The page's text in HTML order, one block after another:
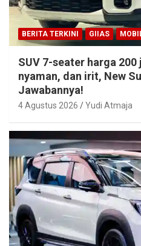
BERITA TERKINI GIIAS
SUV 7-seater harga
nyaman, dan irit, New
Jawabannya!
4 Agustus 2026 Yudi Atmaja